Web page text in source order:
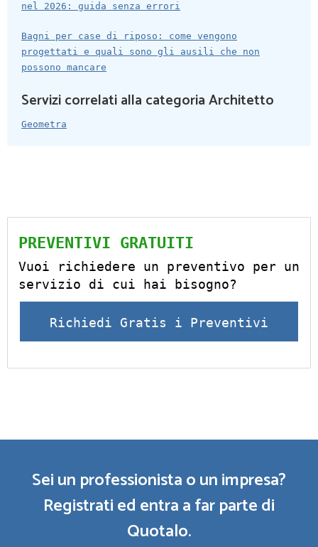
nel 2026: guida senza errori
Bagni per case di riposo: come vengono
progettati e quali sono gli ausili che non
possono mancare
Servizi correlati alla categoria Architetto
Geometra
PREVENTIVI GRATUITI
Vuoi richiedere un preventivo per un
servizio di cui hai bisogno?
Richiedi Gratis i Preventivi
Sei un professionista o un impresa?
Registrati ed entra a far parte di
Quotalo.